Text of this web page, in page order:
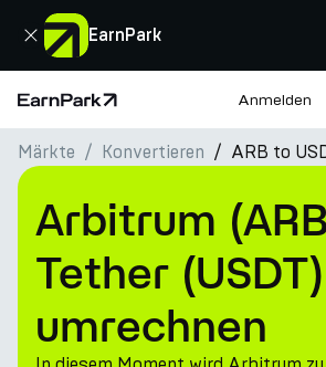
EarnPark
Schließen
Startseite Anmelden
Produkte
Märkte
Rechner
PARK Token
Ressourcen
Märkte Konvertieren ARB to
Arbitrum
Tether (USDT)
umrechnen